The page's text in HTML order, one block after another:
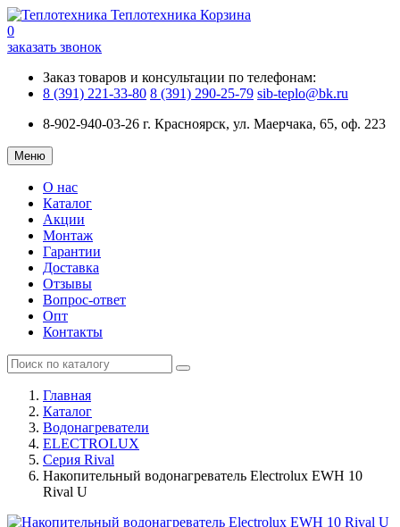
Теплотехника Корзина
0
заказать звонок
Заказ товаров и консультации по телефонам:
8 (391) 221-33-80 8 (391) 290-25-79 sib-teplo@bk.ru
8-902-940-03-26 г. Красноярск, ул. Маерчака, 65, оф. 223
Меню
О нас
Каталог
Акции
Монтаж
Гарантии
Доставка
Отзывы
Вопрос-ответ
Опт
Контакты
Главная
Каталог
Водонагреватели
ELECTROLUX
Серия Rival
Накопительный водонагреватель Electrolux EWH 10
Rival U